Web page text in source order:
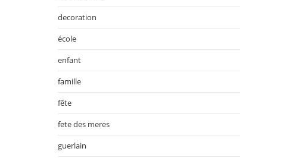
decoration
école
enfant
famille
fête
fete des meres
guerlain